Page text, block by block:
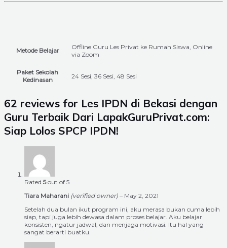
Metode Belajar
Offline Guru Les Privat ke Rumah Siswa, Online
via Zoom
Paket Sekolah
Kedinasan
24 Sesi, 36 Sesi, 48 Sesi
62 reviews for Les IPDN di Bekasi dengan
Guru Terbaik Dari LapakGuruPrivat.com:
Siap Lolos SPCP IPDN!
Rated 5out of 5
Tiara Maharani (verified owner) – May 2, 2021
Setelah dua bulan ikut program ini, aku merasa bukan cuma lebih
siap, tapi juga lebih dewasa dalam proses belajar. Aku belajar
konsisten, ngatur jadwal, dan menjaga motivasi. Itu hal yang
sangat berarti buatku.